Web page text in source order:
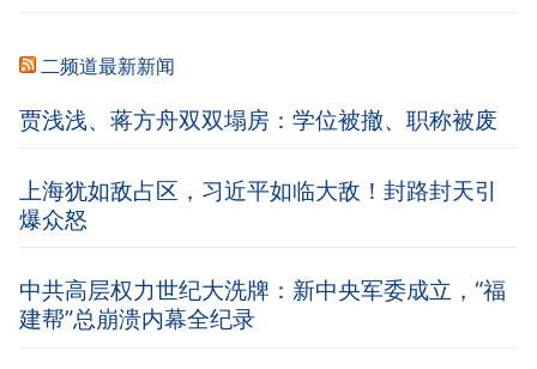
二频道最新新闻
贾浅浅、蒋方舟双双塌房：学位被撤、职称被废
上海犹如敌占区，习近平如临大敌！封路封天引
爆众怒
中共高层权力世纪大洗牌：新中央军委成立，“福
建帮”总崩溃内幕全纪录